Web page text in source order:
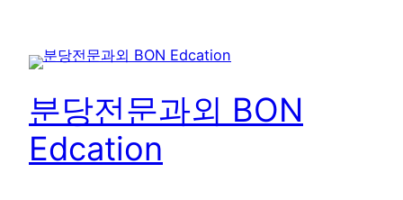
분당전문과외 BON
Edcation